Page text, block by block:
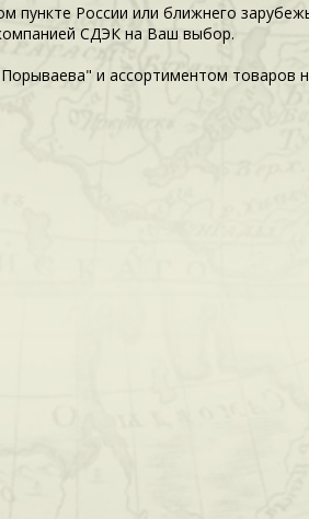
пункте России или ближнего
СДЭК на Ваш выбор.
и ассортиментом